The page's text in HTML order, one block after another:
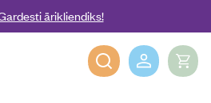
ärikliendiks!